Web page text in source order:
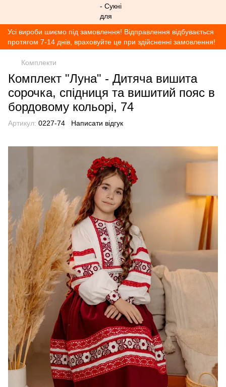
Усі вироби шиємо під замовлення! Відправлення відбувається
протягом 7-14 днів, враховуйте це при здійсненні замовлення!
Комплекти
Комплект "Луна" - Дитяча вишита
сорочка, спідниця та вишитий пояс в
бордовому кольорі, 74
Артикул: 0227-74 Написати відгук